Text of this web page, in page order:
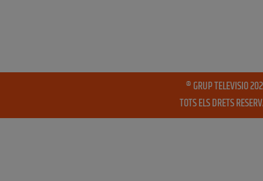
® GRUP TELEVISIO
TOTS ELS DRETS